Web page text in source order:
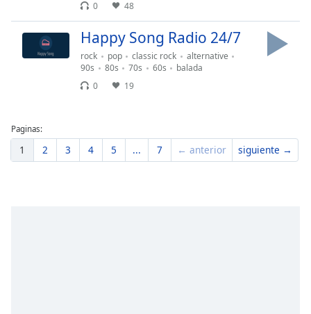
0 48
Happy Song Radio 24/7
rock pop classic rock
alternative
90s
80s 70s 60s
balada
0
19
Paginas:
1 2 3 4 5 ... 7 ← anterior siguiente →